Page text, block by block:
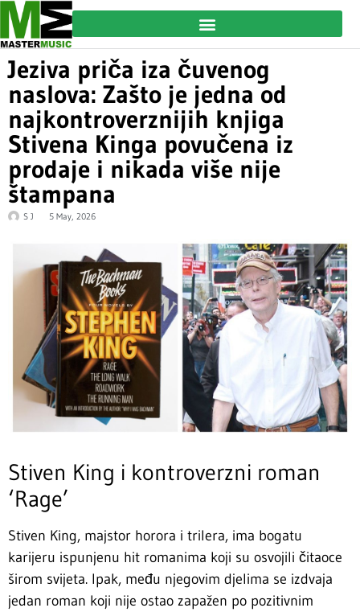
Jeziva priča iza čuvenog
naslova: Zašto je jedna od
najkontroverznijih knjiga
Stivena Kinga povučena iz
prodaje i nikada više nije
štampana
S J 5 May, 2026
Stiven King i kontroverzni roman
‘Rage’
Stiven King, majstor horora i trilera, ima bogatu
karijeru ispunjenu hit romanima koji su osvojili čitaoce
širom svijeta. Ipak, među njegovim djelima se izdvaja
jedan roman koji nije ostao zapažen po pozitivnim